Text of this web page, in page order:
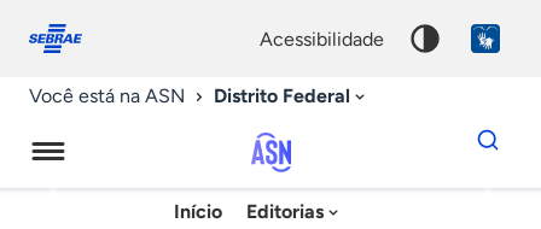
conosco
acessibilidade
Você está na ASN Distrito Federal
Agência
Início Editorias
Dados
para